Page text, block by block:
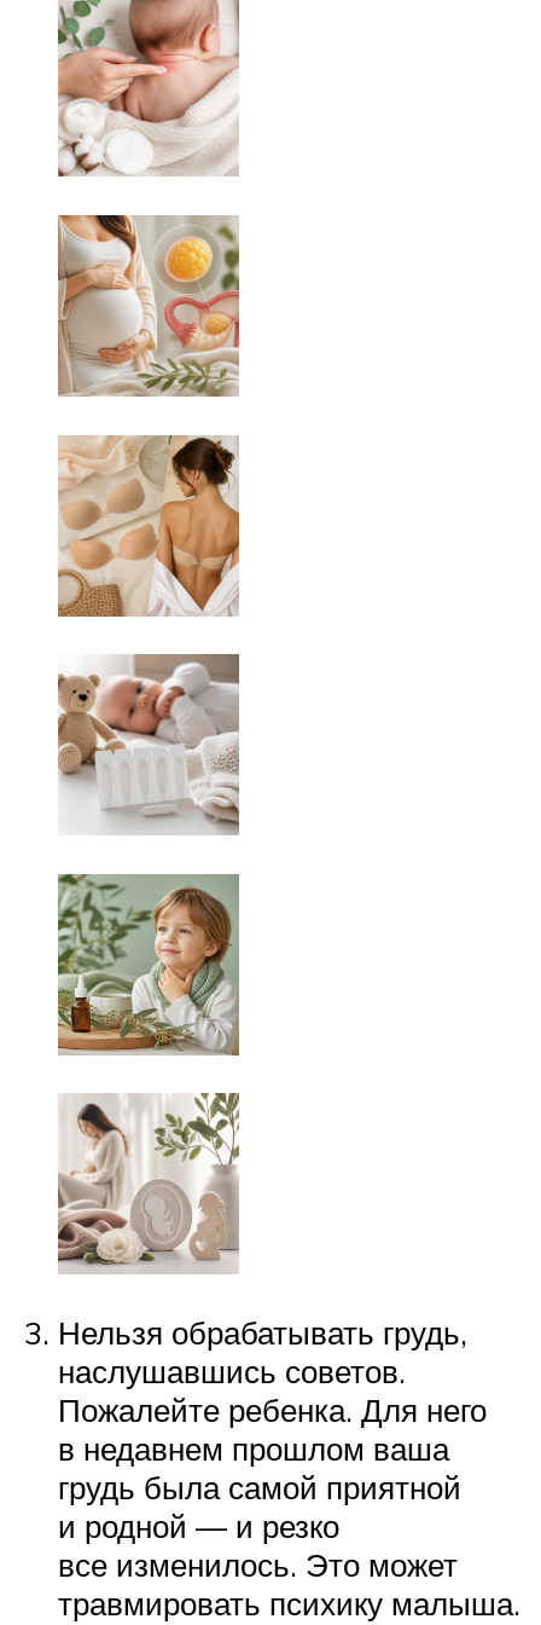
Нельзя обрабатывать грудь,
наслушавшись советов.
Пожалейте ребенка. Для него
в недавнем прошлом ваша
грудь была самой приятной
и родной — и резко
все изменилось. Это может
травмировать психику малыша.